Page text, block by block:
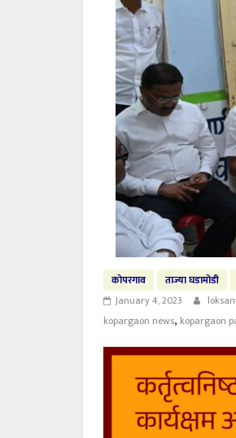
कोपरगाव ताज्या घडामोडी
January 4, 2023
kopargaon news, kopargaon